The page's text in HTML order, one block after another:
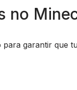
no
para garantir que